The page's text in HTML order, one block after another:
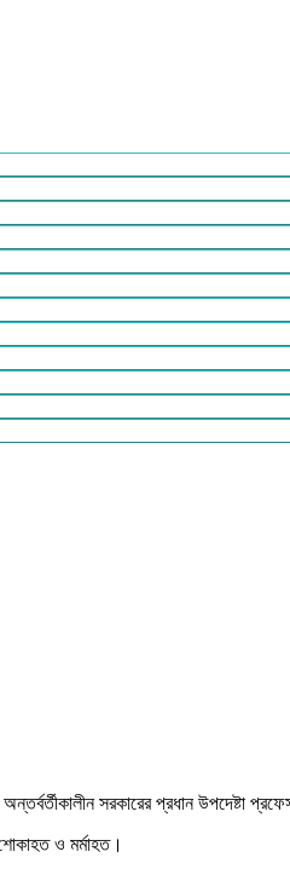
সরকারের প্রধান উপদেষ্টা
ও মর্মাহত।